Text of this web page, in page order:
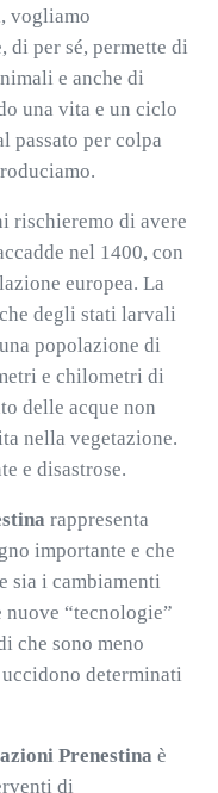
vogliamo
di per sé, permette di
e anche di
una vita e un ciclo
passato per colpa
rischieremo di avere
nel 1400, con
europea. La
degli stati larvali
popolazione di
e chilometri di
delle acque non
nella vegetazione.
e disastrose.
rappresenta
importante e che
sia i cambiamenti
“tecnologie”
che sono meno
determinati
Prenestina è
di